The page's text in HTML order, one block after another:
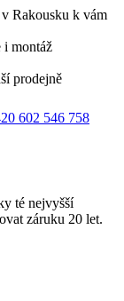
Rakousku k vám
i montáž
prodejně
602 546 758
té nejvyšší
záruku 20 let.